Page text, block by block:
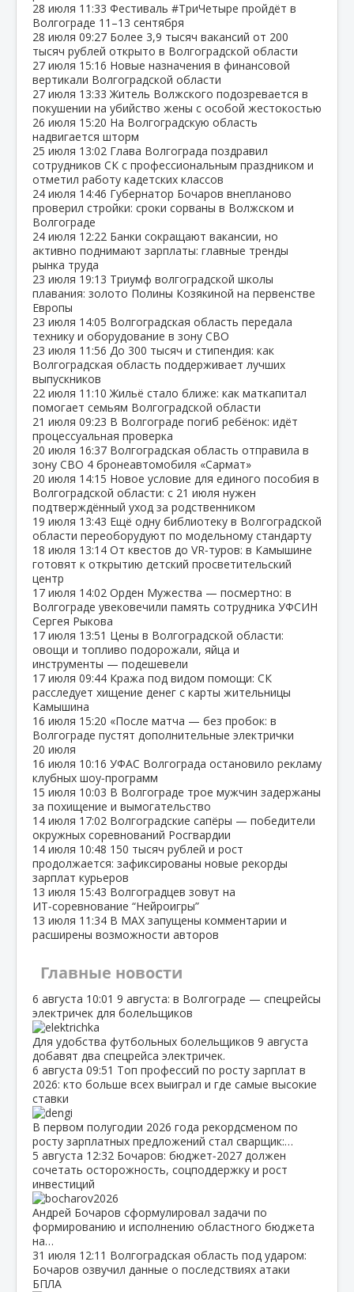
28 июля 11:33 Фестиваль #ТриЧетыре пройдёт в
Волгограде 11–13 сентября
28 июля 09:27 Более 3,9 тысяч вакансий от 200
тысяч рублей открыто в Волгоградской области
27 июля 15:16 Новые назначения в финансовой
вертикали Волгоградской области
27 июля 13:33 Житель Волжского подозревается в
покушении на убийство жены с особой жестокостью
26 июля 15:20 На Волгоградскую область
надвигается шторм
25 июля 13:02 Глава Волгограда поздравил
сотрудников СК с профессиональным праздником и
отметил работу кадетских классов
24 июля 14:46 Губернатор Бочаров внепланово
проверил стройки: сроки сорваны в Волжском и
Волгограде
24 июля 12:22 Банки сокращают вакансии, но
активно поднимают зарплаты: главные тренды
рынка труда
23 июля 19:13 Триумф волгоградской школы
плавания: золото Полины Козякиной на первенстве
Европы
23 июля 14:05 Волгоградская область передала
технику и оборудование в зону СВО
23 июля 11:56 До 300 тысяч и стипендия: как
Волгоградская область поддерживает лучших
выпускников
22 июля 11:10 Жильё стало ближе: как маткапитал
помогает семьям Волгоградской области
21 июля 09:23 В Волгограде погиб ребёнок: идёт
процессуальная проверка
20 июля 16:37 Волгоградская область отправила в
зону СВО 4 бронеавтомобиля «Сармат»
20 июля 14:15 Новое условие для единого пособия в
Волгоградской области: с 21 июля нужен
подтверждённый уход за родственником
19 июля 13:43 Ещё одну библиотеку в Волгоградской
области переоборудуют по модельному стандарту
18 июля 13:14 От квестов до VR‑туров: в Камышине
готовят к открытию детский просветительский
центр
17 июля 14:02 Орден Мужества — посмертно: в
Волгограде увековечили память сотрудника УФСИН
Сергея Рыкова
17 июля 13:51 Цены в Волгоградской области:
овощи и топливо подорожали, яйца и
инструменты — подешевели
17 июля 09:44 Кража под видом помощи: СК
расследует хищение денег с карты жительницы
Камышина
16 июля 15:20 «После матча — без пробок: в
Волгограде пустят дополнительные электрички
20 июля
16 июля 10:16 УФАС Волгограда остановило рекламу
клубных шоу‑программ
15 июля 10:03 В Волгограде трое мужчин задержаны
за похищение и вымогательство
14 июля 17:02 Волгоградские сапёры — победители
окружных соревнований Росгвардии
14 июля 10:48 150 тысяч рублей и рост
продолжается: зафиксированы новые рекорды
зарплат курьеров
13 июля 15:43 Волгоградцев зовут на
ИТ‑соревнование “Нейроигры”
13 июля 11:34 В МАХ запущены комментарии и
расширены возможности авторов
Главные новости
6 августа 10:01 9 августа: в Волгограде — спецрейсы
электричек для болельщиков
Для удобства футбольных болельщиков 9 августа
добавят два спецрейса электричек.
6 августа 09:51 Топ профессий по росту зарплат в
2026: кто больше всех выиграл и где самые высокие
ставки
В первом полугодии 2026 года рекордсменом по
росту зарплатных предложений стал сварщик:…
5 августа 12:32 Бочаров: бюджет‑2027 должен
сочетать осторожность, соцподдержку и рост
инвестиций
Андрей Бочаров сформулировал задачи по
формированию и исполнению областного бюджета
на…
31 июля 12:11 Волгоградская область под ударом:
Бочаров озвучил данные о последствиях атаки
БПЛА